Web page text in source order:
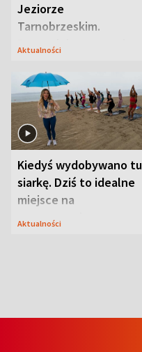
Jeziorze
Tarnobrzeskim.
Przyrodnicy zwracają
Aktualności
Kiedyś wydobywano tu
siarkę. Dziś to idealne
miejsce na
wypoczynek
Aktualności